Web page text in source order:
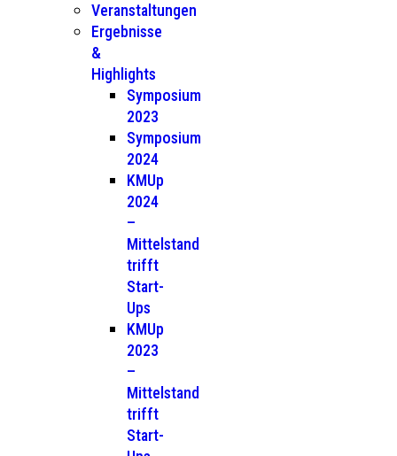
Veranstaltungen
Ergebnisse
&
Highlights
Symposium
2023
Symposium
2024
KMUp
2024
–
Mittelstand
trifft
Start-
Ups
KMUp
2023
–
Mittelstand
trifft
Start-